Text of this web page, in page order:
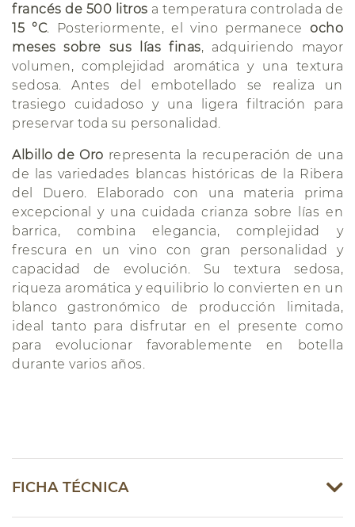
francés de 500 litros a temperatura controlada de
15 °C. Posteriormente, el vino permaneceocho
meses sobre sus lías finas, adquiriendo mayor
volumen, complejidad aromática y una textura
sedosa. Antes del embotellado se realiza un
trasiego cuidadoso y una ligera filtración para
preservar toda su personalidad.
Albillo de Oro representa la recuperación de una
de las variedades blancas históricas de la Ribera
del Duero. Elaborado con una materia prima
excepcional y una cuidada crianza sobre lías en
barrica, combina elegancia, complejidad y
frescura en un vino con gran personalidad y
capacidad de evolución. Su textura sedosa,
riqueza aromática y equilibrio lo convierten en un
blanco gastronómico de producción limitada,
ideal tanto para disfrutar en el presente como
para evolucionar favorablemente en botella
durante varios años.
FICHA TÉCNICA